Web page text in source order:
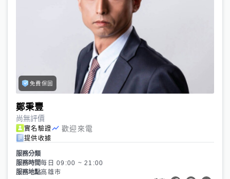
免費保固
鄭秉豐
尚無評價
實名驗證 歡迎來電
提供收據
服務分類
服務時間每日 09:00 ~ 21:00
服務地點高雄市